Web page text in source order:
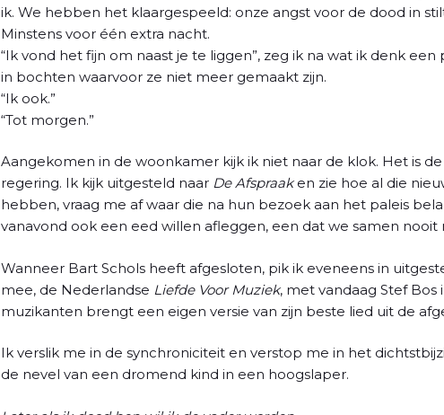
ik. We hebben het klaargespeeld: onze angst voor de dood in
Minstens voor één extra nacht.
“Ik vond het fijn om naast je te liggen”, zeg ik na wat ik denk
in bochten waarvoor ze niet meer gemaakt zijn.
“Ik ook.”
“Tot morgen.”
Aangekomen in de woonkamer kijk ik niet naar de klok. Het is
regering. Ik kijk uitgesteld naar De Afspraaken zie hoe al die
hebben, vraag me af waar die na hun bezoek aan het paleis
vanavond ook een eed willen afleggen, een dat we samen nooit
Wanneer Bart Schols heeft afgesloten, pik ik eveneens in
mee, de Nederlandse Liefde Voor Muziek, met vandaag Stef
muzikanten brengt een eigen versie van zijn beste lied uit de
Ik verslik me in de synchroniciteit en verstop me in het
de nevel van een dromend kind in een hoogslaper.